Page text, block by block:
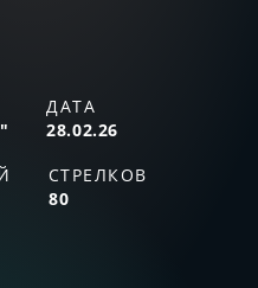
ДАТА
28.02.26
СТРЕЛКОВ
80